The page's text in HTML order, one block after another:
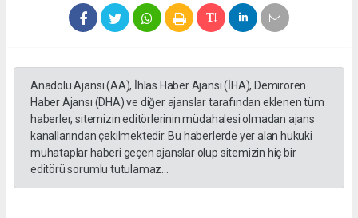
Anadolu Ajansı (AA), İhlas Haber Ajansı (İHA), Demirören
Haber Ajansı (DHA) ve diğer ajanslar tarafından eklenen tüm
haberler, sitemizin editörlerinin müdahalesi olmadan ajans
kanallarından çekilmektedir. Bu haberlerde yer alan hukuki
muhataplar haberi geçen ajanslar olup sitemizin hiç bir
editörü sorumlu tutulamaz...